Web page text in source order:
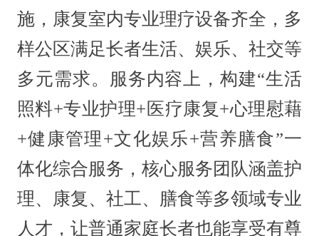
施，康复室内专业理疗设备齐全，多
样公区满足长者生活、娱乐、社交等
多元需求。服务内容上，构建“生活
照料+专业护理+医疗康复+心理慰藉
+健康管理+文化娱乐+营养膳食”一
体化综合服务，核心服务团队涵盖护
理、康复、社工、膳食等多领域专业
人才，让普通家庭长者也能享受有尊